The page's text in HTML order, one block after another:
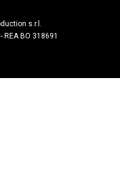
s.r.l.
REA BO 318691